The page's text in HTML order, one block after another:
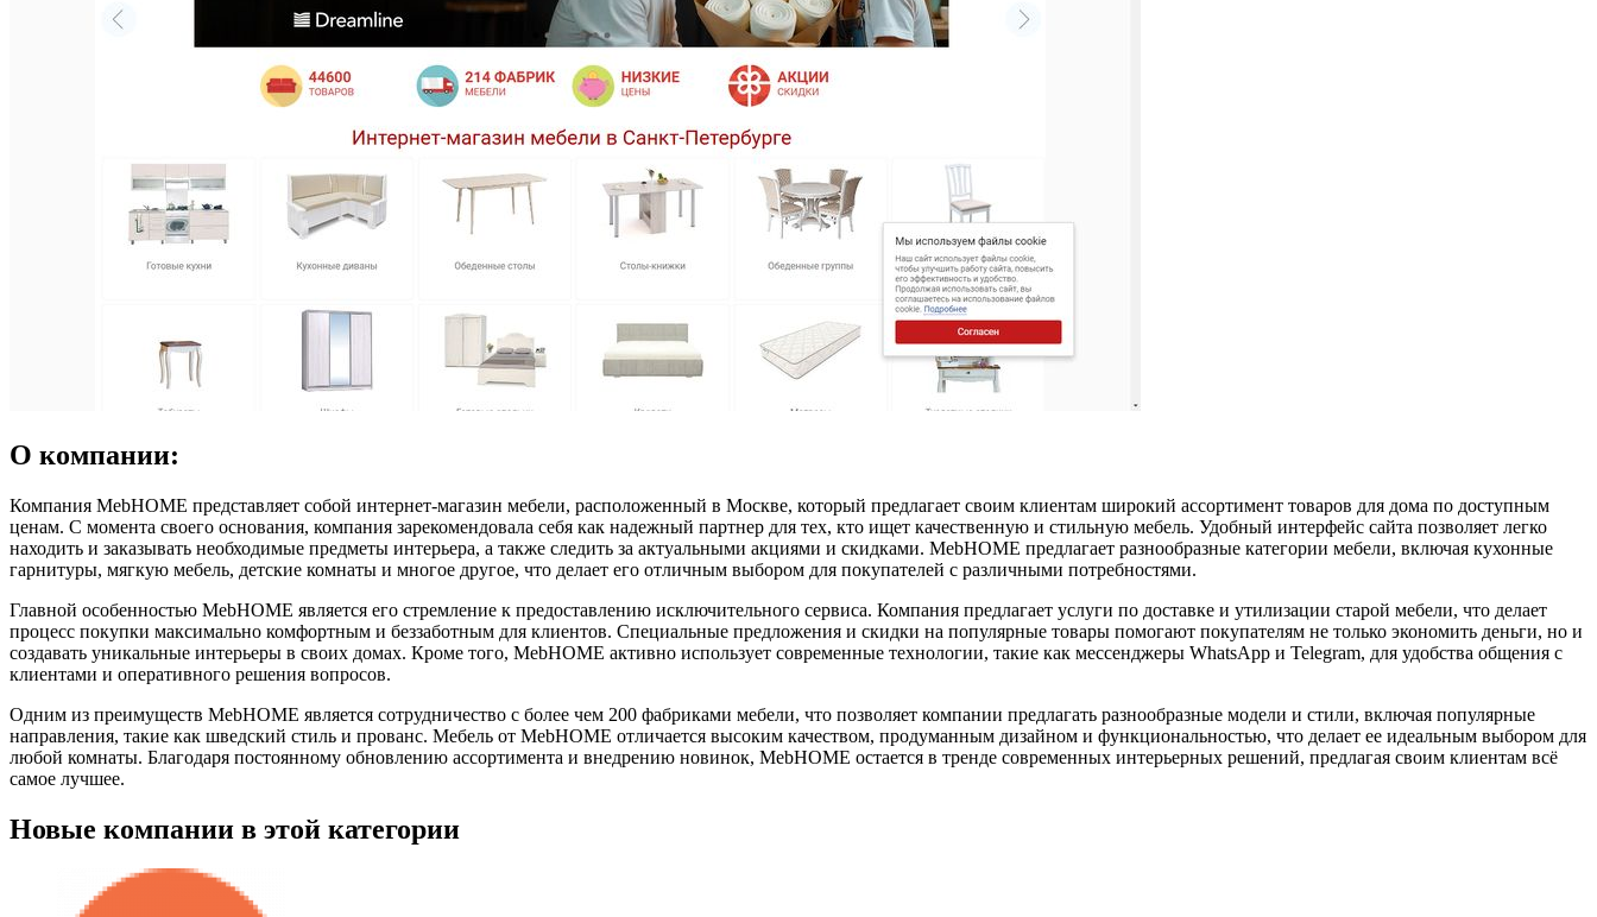
О компании:
Компания MebHOME представляет собой интернет-магазин мебели, расположенный в Москве, который предлагает своим клиентам широкий ассортимент товаров для дома по доступным
ценам. С момента своего основания, компания зарекомендовала себя как надежный партнер для тех, кто ищет качественную и стильную мебель. Удобный интерфейс сайта позволяет легко
находить и заказывать необходимые предметы интерьера, а также следить за актуальными акциями и скидками. MebHOME предлагает разнообразные категории мебели, включая кухонные
гарнитуры, мягкую мебель, детские комнаты и многое другое, что делает его отличным выбором для покупателей с различными потребностями.
Главной особенностью MebHOME является его стремление к предоставлению исключительного сервиса. Компания предлагает услуги по доставке и утилизации старой мебели, что делает
процесс покупки максимально комфортным и беззаботным для клиентов. Специальные предложения и скидки на популярные товары помогают покупателям не только экономить деньги, но и
создавать уникальные интерьеры в своих домах. Кроме того, MebHOME активно использует современные технологии, такие как мессенджеры WhatsApp и Telegram, для удобства общения с
клиентами и оперативного решения вопросов.
Одним из преимуществ MebHOME является сотрудничество с более чем 200 фабриками мебели, что позволяет компании предлагать разнообразные модели и стили, включая популярные
направления, такие как шведский стиль и прованс. Мебель от MebHOME отличается высоким качеством, продуманным дизайном и функциональностью, что делает ее идеальным выбором для
любой комнаты. Благодаря постоянному обновлению ассортимента и внедрению новинок, MebHOME остается в тренде современных интерьерных решений, предлагая своим клиентам всё
самое лучшее.
Новые компании в этой категории